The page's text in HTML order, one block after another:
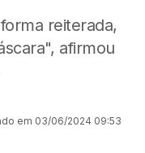
reiterada,
afirmou
em 03/06/2024 09:53